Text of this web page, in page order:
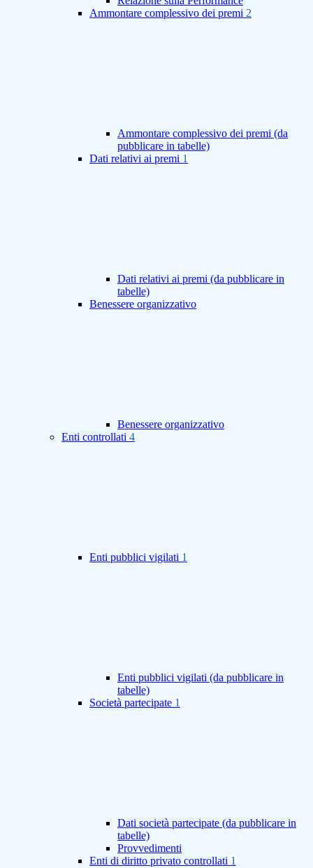
Ammontare complessivo dei premi 2
Ammontare complessivo dei premi (da
pubblicare in tabelle)
Dati relativi ai premi 1
Dati relativi ai premi (da pubblicare in
tabelle)
Benessere organizzativo
Benessere organizzativo
Enti controllati 4
Enti pubblici vigilati 1
Enti pubblici vigilati (da pubblicare in
tabelle)
Società partecipate 1
Dati società partecipate (da pubblicare in
tabelle)
Provvedimenti
Enti di diritto privato controllati 1